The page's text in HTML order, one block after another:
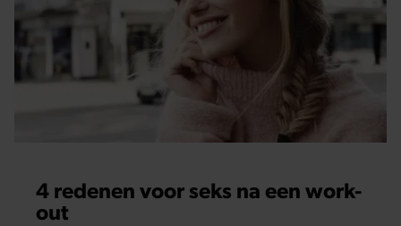
4 redenen voor seks na een work-
out